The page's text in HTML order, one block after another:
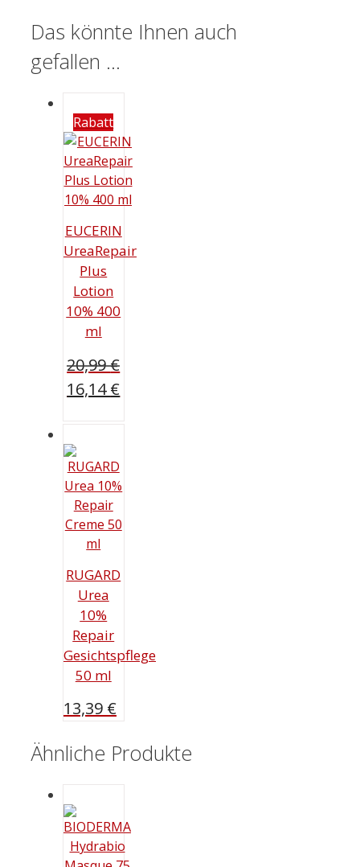
Das könnte Ihnen auch
gefallen …
Rabatt
EUCERIN
UreaRepair
Plus
Lotion
10% 400
ml
20,99€
Ursprünglicher
20,99 €
16,14€
16,14 €.
RUGARD
Urea
10%
Repair
Gesichtspflege
50 ml
13,39 €
Ähnliche Produkte